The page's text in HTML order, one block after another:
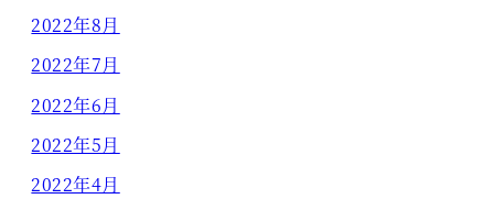
2022年8月
2022年7月
2022年6月
2022年5月
2022年4月